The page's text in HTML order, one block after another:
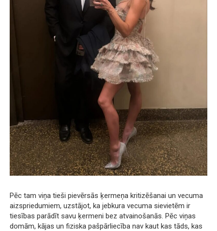
Pēc tam viņa tieši pievērsās ķermeņa kritizēšanai un vecuma
aizspriedumiem, uzstājot, ka jebkura vecuma sievietēm ir
tiesības parādīt savu ķermeni bez atvainošanās. Pēc viņas
domām, kājas un fiziska pašpārliecība nav kaut kas tāds, kas